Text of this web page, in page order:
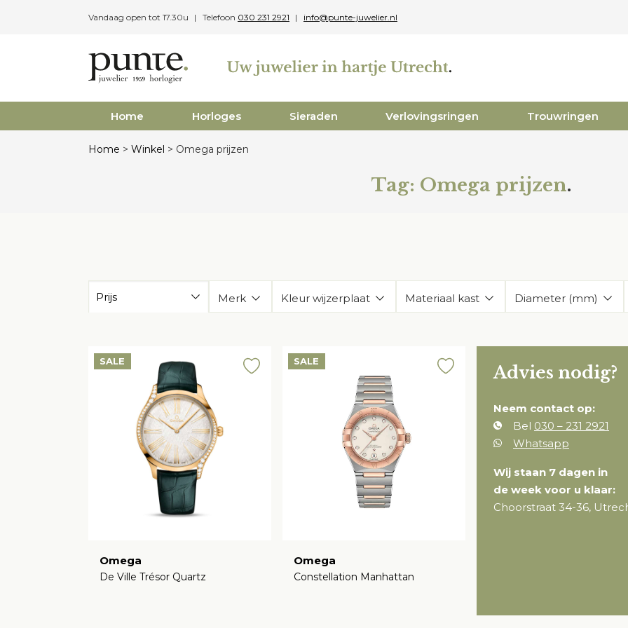
Vandaag open tot 17.30u Telefoon 030 231 2921 info@punte-juwelier.nl
Home Horloges Sieraden Verlovingsringen Trouwringen
Home > Winkel > Omega prijzen
Tag: Omega prijzen.
Merk Kleur wijzerplaat Materiaal kast Diameter (mm)
SALE
Omega
De Ville Trésor Quartz
SALE
Omega
Constellation Manhattan
Advies nodig?
Neem contact op:
Bel 030 – 231 2921
Whatsapp
Wij staan 7 dagen in
de week voor u klaar:
Choorstraat 34-36,